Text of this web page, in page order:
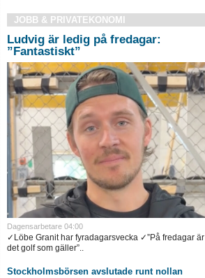
JOBB & PRIVATEKONOMI
Ludvig är ledig på fredagar:
”Fantastiskt”
Dagensarbetare 04:00
✓Löbe Granit har fyradagarsvecka ✓”På fredagar är
det golf som gäller”..
Stockholmsbörsen avslutade runt nollan